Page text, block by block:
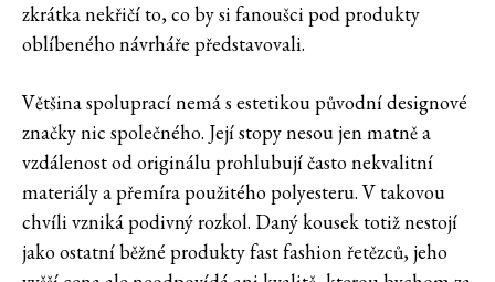
zkrátka nekřičí to, co by si fanoušci pod produkty
oblíbeného návrháře představovali.
Většina spoluprací nemá s estetikou původní designové
značky nic společného. Její stopy nesou jen matně a
vzdálenost od originálu prohlubují často nekvalitní
materiály a přemíra použitého polyesteru. V takovou
chvíli vzniká podivný rozkol. Daný kousek totiž nestojí
jako ostatní běžné produkty fast fashion řetězců, jeho